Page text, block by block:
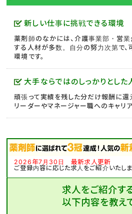
新しい仕事に挑戦できる環境
薬剤師のなかには、介護事業部・営
する人材が多数。自分の努力次第で
環境です。
大手ならではのしっかりとした
頑張って実績を残した分だけ報酬に還
リーダーやマネージャー職へのキャリア
2026年7月30日 最新求人更新
ご登録内容に応じた求人をご紹介いたしま
求人をご紹介す
以下内容を教え